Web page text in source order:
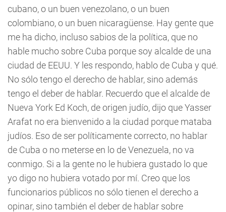
cubano, o un buen venezolano, o un buen
colombiano, o un buen nicaragüense. Hay gente que
me ha dicho, incluso sabios de la política, que no
hable mucho sobre Cuba porque soy alcalde de una
ciudad de EEUU. Y les respondo, hablo de Cuba y qué.
No sólo tengo el derecho de hablar, sino además
tengo el deber de hablar. Recuerdo que el alcalde de
Nueva York Ed Koch, de origen judío, dijo que Yasser
Arafat no era bienvenido a la ciudad porque mataba
judíos. Eso de ser políticamente correcto, no hablar
de Cuba o no meterse en lo de Venezuela, no va
conmigo. Si a la gente no le hubiera gustado lo que
yo digo no hubiera votado por mí. Creo que los
funcionarios públicos no sólo tienen el derecho a
opinar, sino también el deber de hablar sobre